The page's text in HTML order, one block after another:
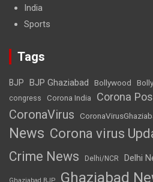
India
Sports
Tags
BJP BJP Ghaziabad Bollywood
congress Corona India Corona
CoronaVirus
News Corona virus
Crime News Delhi/NCR Delhi
Ghaziabad BJP Ghaziabad